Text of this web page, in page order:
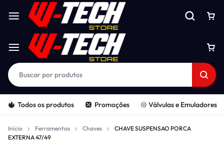
Todos os produtos Promoções 𑁍 Válvulas e Emuladores
Início Ferramentas Chaves
CHAVE SUSPENSAO PORCA
EXTERNA 47/49